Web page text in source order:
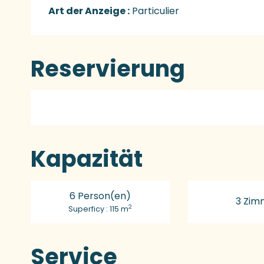
Art der Anzeige : Particulier
Reservierung
Kapazität
6 Person(en)
Superficy : 115 m2 3
Service